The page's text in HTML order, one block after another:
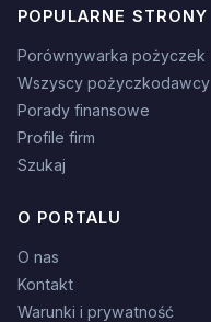
POPULARNE STRONY
Porównywarka pożyczek
Wszyscy pożyczkodawcy
Porady finansowe
Profile firm
Szukaj
O PORTALU
O nas
Kontakt
Warunki i prywatność